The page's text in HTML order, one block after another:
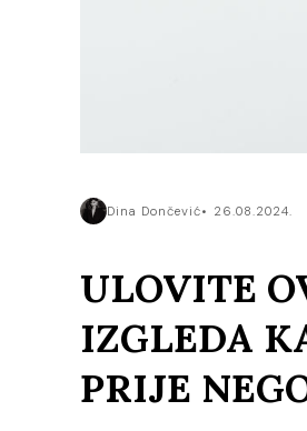
Dina Dončević 26.08.2024.
ULOVITE
IZGLEDA
PRIJE